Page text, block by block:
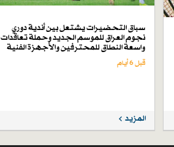
سباق التحضيرات يشتعل بين أندية دوري
نجوم العراق للموسم الجديد وحملة تعاقدات
واسعة النطاق للمحترفين والأجهزة الفنية
قبل 6 أيام
المزيد